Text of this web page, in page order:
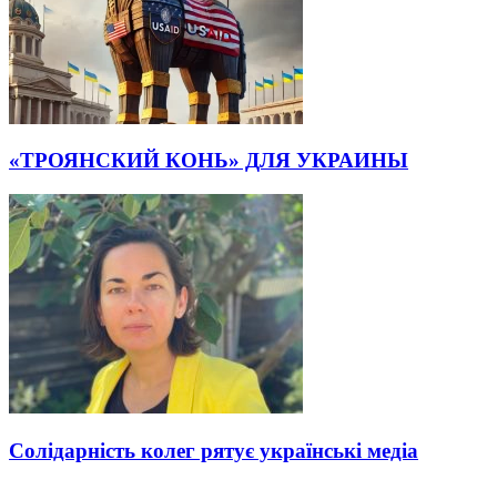
«ТРОЯНСКИЙ КОНЬ» ДЛЯ УКРАИНЫ
Солідарність колег рятує українські медіа